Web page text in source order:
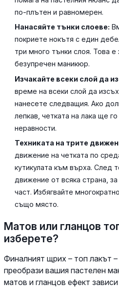
по-плътен и равномерен.
Нанасяйте тънки слоеве:
покриете нокътя с един
три много тънки слоя. Това е
безупречен маникюр.
Изчакайте всеки слой да
време на всеки слой да
нанесете следващия. Ако
лепкав, четката на лака ще
неравности.
Техниката на трите
движение на четката по
кутикулата към върха. След
движение от всяка страна,
част. Избягвайте
също място.
Матов или гланцов
изберете?
Финалният щрих – топ лакът
преобрази вашия пастелен
матов и гланцов ефект